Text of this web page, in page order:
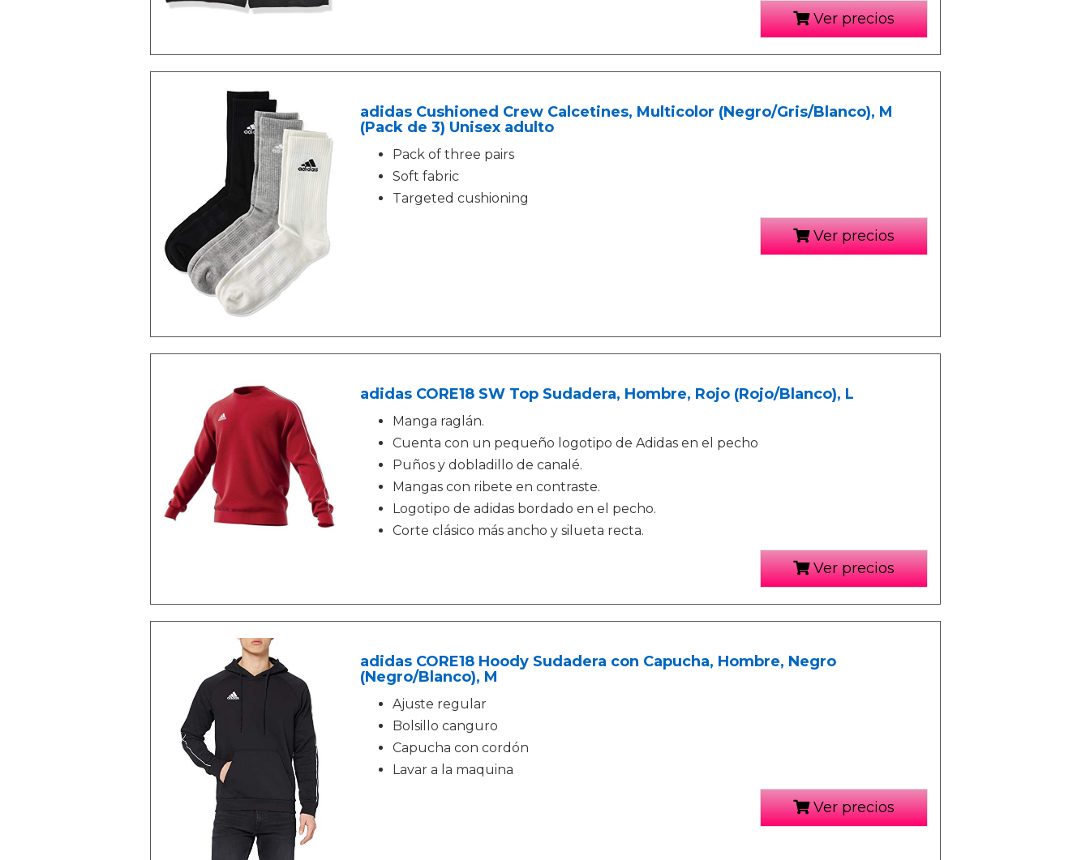
Ver precios
adidas Cushioned Crew Calcetines, Multicolor (Negro/Gris/Blanco), M
(Pack de 3) Unisex adulto
Pack of three pairs
Soft fabric
Targeted cushioning
Ver precios
adidas CORE18 SW Top Sudadera, Hombre, Rojo (Rojo/Blanco), L
Manga raglán.
Cuenta con un pequeño logotipo de Adidas en el pecho
Puños y dobladillo de canalé.
Mangas con ribete en contraste.
Logotipo de adidas bordado en el pecho.
Corte clásico más ancho y silueta recta.
Ver precios
adidas CORE18 Hoody Sudadera con Capucha, Hombre, Negro
(Negro/Blanco), M
Ajuste regular
Bolsillo canguro
Capucha con cordón
Lavar a la maquina
Ver precios